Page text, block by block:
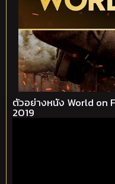
ตัวอย่างหนัง World on
2019